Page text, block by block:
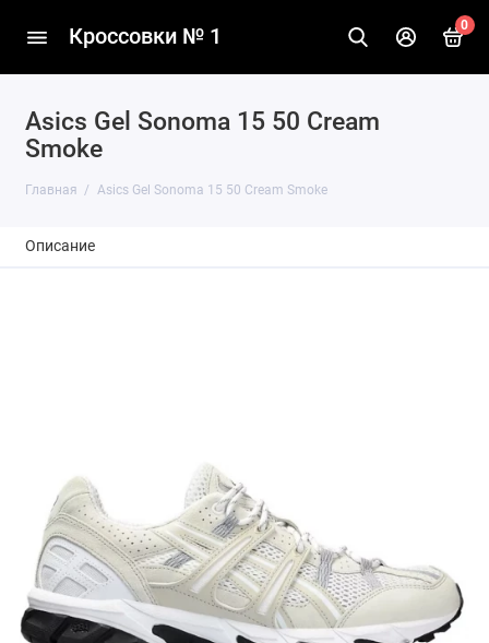
Кроссовки № 1 0
Asics Gel Sonoma 15 50 Cream
Smoke
Главная Asics Gel Sonoma 15 50 Cream Smoke
Описание